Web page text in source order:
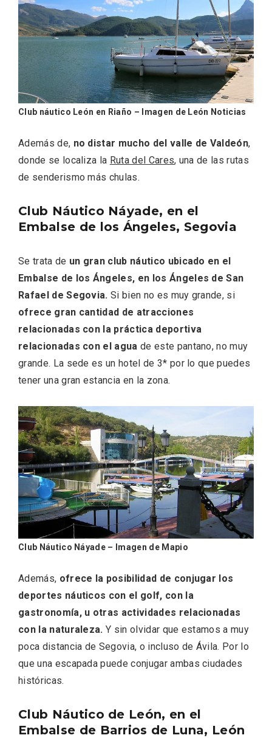
Club náutico León en Riaño – Imagen de León Noticias
Además de, no distar mucho del valle de Valdeón,
donde se localiza la Ruta del Cares, una de las rutas
de senderismo más chulas.
Club Náutico Náyade, en el
Embalse de los Ángeles, Segovia
Se trata de un gran club náutico ubicado en el
Embalse de los Ángeles, en los Ángeles de San
Rafael de Segovia. Si bien no es muy grande, si
ofrece gran cantidad de atracciones
relacionadas con la práctica deportiva
relacionadas con el agua de este pantano, no muy
grande. La sede es un hotel de 3* por lo que puedes
tener una gran estancia en la zona.
Club Náutico Náyade – Imagen de Mapio
Además, ofrece la posibilidad de conjugar los
deportes náuticos con el golf, con la
gastronomía, u otras actividades relacionadas
con la naturaleza. Y sin olvidar que estamos a muy
poca distancia de Segovia, o incluso de Ávila. Por lo
que una escapada puede conjugar ambas ciudades
históricas.
Club Náutico de León, en el
Embalse de Barrios de Luna, León
VII Feria del Vino de Sotillo 2026 ‘Sotillo,
Feria del Vino de Toro 2026; descubre
“Otros Vinos de Toro”
V Feria Europea del Queso 2026 en
Serrada